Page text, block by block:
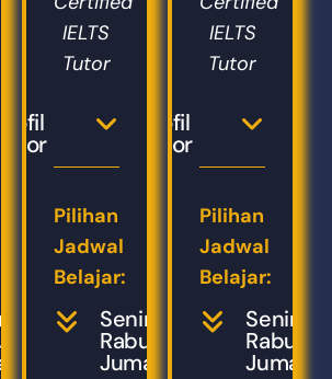
IELTS
Tutor
Profil
Tutor
Pilihan
Jadwal
Belajar:
Senin,
Rabu,
Jumat
IELTS
Tutor
Profil
Tutor
Pilihan
Jadwal
Belajar:
Senin,
Rabu,
Jumat